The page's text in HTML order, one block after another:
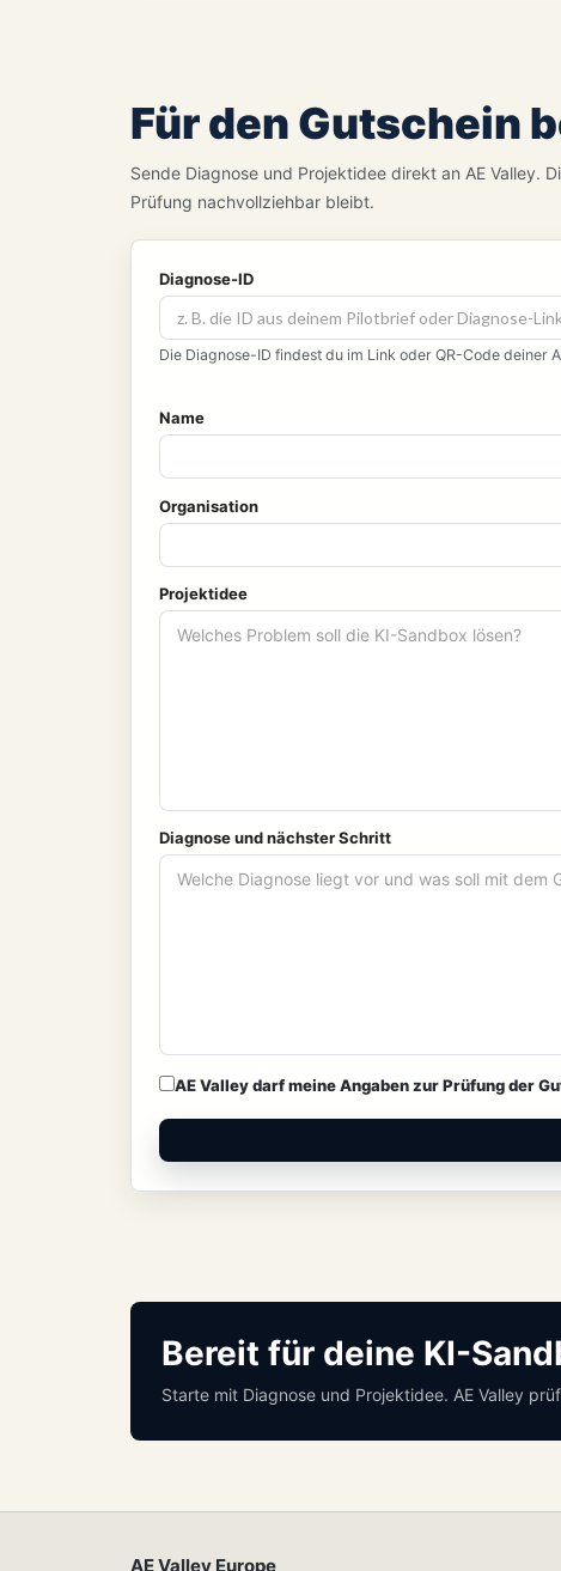
Für den Gutschein
Sende Diagnose und Projektidee direkt an AE Valley.
Prüfung nachvollziehbar bleibt.
Diagnose-ID
Die Diagnose-ID findest du im Link oder QR-Code deiner
Name
Organisation
Projektidee
Diagnose und nächster Schritt
AE Valley darf meine Angaben zur Prüfung der
Bereit für deine KI-
Starte mit Diagnose und Projektidee. AE Valley
AE Valley Europe